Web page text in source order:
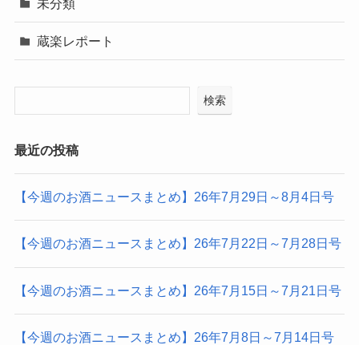
未分類
蔵楽レポート
検索
最近の投稿
【今週のお酒ニュースまとめ】26年7月29日～8月4日号
【今週のお酒ニュースまとめ】26年7月22日～7月28日号
【今週のお酒ニュースまとめ】26年7月15日～7月21日号
【今週のお酒ニュースまとめ】26年7月8日～7月14日号